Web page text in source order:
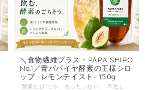
＼食物繊維プラス・PAPA SHIRO
No.1／青パパイヤ酵素の王様シロ
ップ -レモンテイスト- 150g